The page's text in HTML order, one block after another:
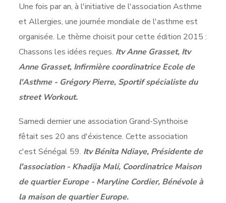
Une fois par an, à l'initiative de l'association Asthme
et Allergies, une journée mondiale de l'asthme est
organisée. Le thème choisit pour cette édition 2015 :
Chassons les idées reçues. Itv Anne Grasset, Itv
Anne Grasset, Infirmière coordinatrice Ecole de
l'Asthme - Grégory Pierre, Sportif spécialiste du
street Workout.
Samedi dernier une association Grand-Synthoise
fêtait ses 20 ans d'éxistence. Cette association
c'est Sénégal 59. Itv Bénita Ndiaye, Présidente de
l'association - Khadija Mali, Coordinatrice Maison
de quartier Europe - Maryline Cordier, Bénévole à
la maison de quartier Europe.